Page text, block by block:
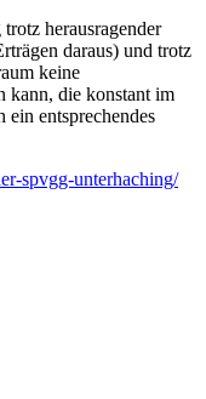
herausragender
daraus) und trotz
keine
kann, die konstant im
ein entsprechendes
spvgg-unterhaching/